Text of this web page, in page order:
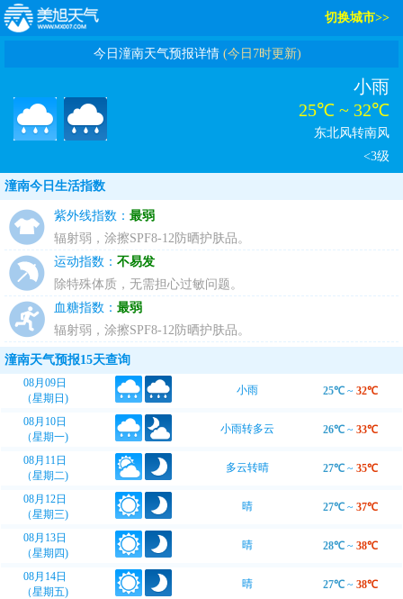
切换城市>>
今日潼南天气预报详情(今日7时更新)
小雨
25℃ ~ 32℃
东北风转南风
<3级
潼南今日生活指数
紫外线指数： 最弱
辐射弱，涂擦SPF8-12防晒护肤品。
运动指数： 不易发
除特殊体质，无需担心过敏问题。
血糖指数： 最弱
辐射弱，涂擦SPF8-12防晒护肤品。
潼南天气预报15天查询
08月09日
（星期日)
小雨 25℃ ~ 32℃
08月10日
（星期一)
小雨转多云 26℃ ~ 33℃
08月11日
（星期二)
多云转晴 27℃ ~ 35℃
08月12日
（星期三)
晴 27℃ ~ 37℃
08月13日
（星期四)
晴 28℃ ~ 38℃
08月14日
（星期五)
晴 27℃ ~ 38℃